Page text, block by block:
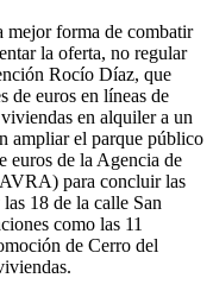
mejor forma de combatir
la oferta, no regular
Rocío Díaz, que
de euros en líneas de
en alquiler a un
ampliar el parque público
euros de la Agencia de
para concluir las
18 de la calle San
como las 11
de Cerro del